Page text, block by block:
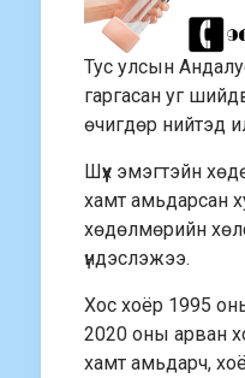
Тус улсын
гаргасан уг
өчигдөр нийтэд
Шүүх эмэгтэйн
хамт амьдарсан
хөдөлмөрийн
үндэслэжээ.
Хос хоёр 1995
2020 оны арван
хамт амьдарч,